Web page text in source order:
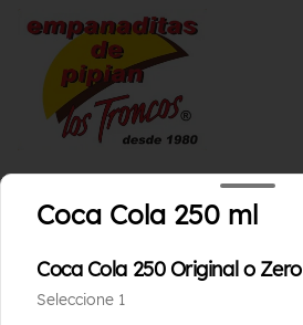
Términos y condiciones
Política de privacidad
Coca Cola 250 ml
Coca Cola 250 Original o Zero
Seleccione 1